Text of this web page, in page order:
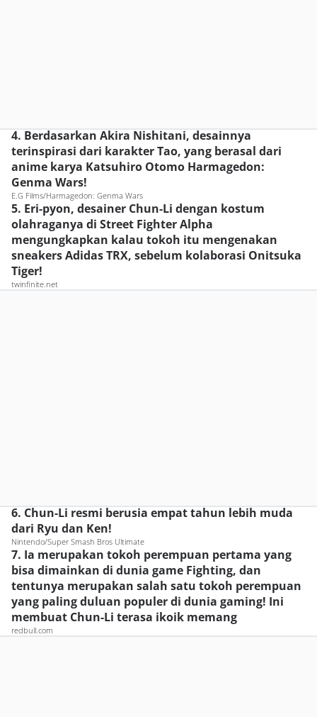
4. Berdasarkan Akira Nishitani, desainnya
terinspirasi dari karakter Tao, yang berasal dari
anime karya Katsuhiro Otomo Harmagedon:
Genma Wars!
E.G Films/Harmagedon: Genma Wars
5. Eri-pyon, desainer Chun-Li dengan kostum
olahraganya di Street Fighter Alpha
mengungkapkan kalau tokoh itu mengenakan
sneakers Adidas TRX, sebelum kolaborasi Onitsuka
Tiger!
twinfinite.net
6. Chun-Li resmi berusia empat tahun lebih muda
dari Ryu dan Ken!
Nintendo/Super Smash Bros Ultimate
7. Ia merupakan tokoh perempuan pertama yang
bisa dimainkan di dunia game Fighting, dan
tentunya merupakan salah satu tokoh perempuan
yang paling duluan populer di dunia gaming! Ini
membuat Chun-Li terasa ikoik memang
redbull.com